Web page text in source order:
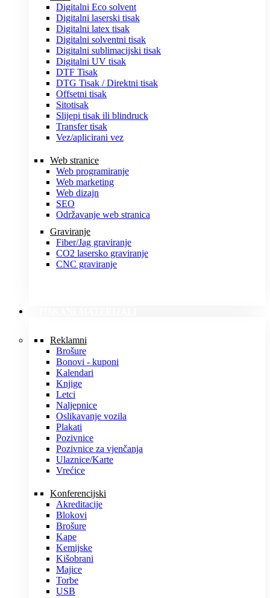
Digitalni Eco solvent
Digitalni laserski tisak
Digitalni latex tisak
Digitalni solventni tisak
Digitalni sublimacijski tisak
Digitalni UV tisak
DTF Tisak
DTG Tisak / Direktni tisak
Offsetni tisak
Sitotisak
Slijepi tisak ili blindruck
Transfer tisak
Vez/aplicirani vez
Web stranice
Web programiranje
Web marketing
Web dizajn
SEO
Održavanje web stranica
Graviranje
Fiber/Jag graviranje
CO2 lasersko graviranje
CNC graviranje
Reklamni
Brošure
Bonovi - kuponi
Kalendari
Knjige
Letci
Naljepnice
Oslikavanje vozila
Plakati
Pozivnice
Pozivnice za vjenčanja
Ulaznice/Karte
Vrećice
Konferencijski
Akreditacije
Blokovi
Brošure
Kape
Kemijske
Kišobrani
Majice
Torbe
USB